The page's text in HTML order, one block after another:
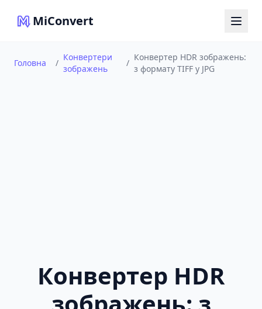
MiConvert
Головна /
Конвертери
зображень
/
Конвертер HDR зображень:
з формату TIFF у JPG
Конвертер HDR